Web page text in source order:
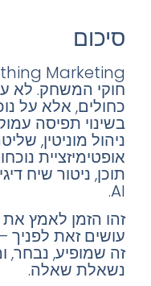
סיכום
חוקי המשחק. לא
כחולים, אלא על
ניהול מוניטין,
תוכן, ניטור שיח
AI.
זהו הזמן לאמץ
עושים זאת לפניך
זה שמופיע, נבחר,
נשאלת שאלה.